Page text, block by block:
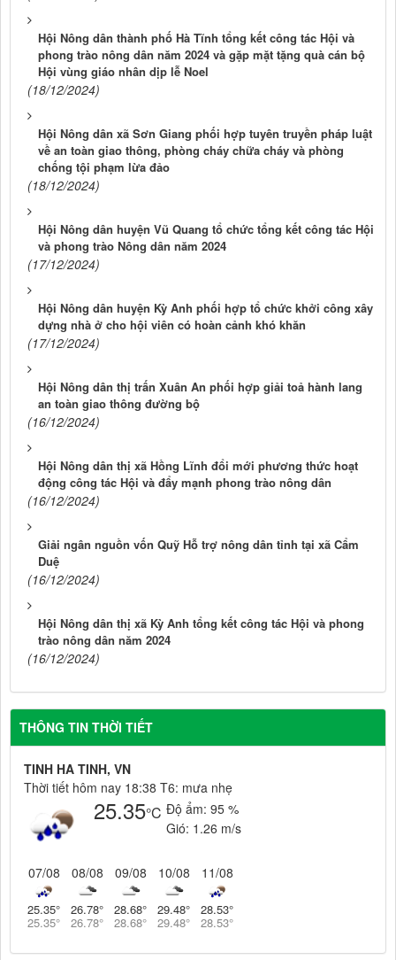
Hội Nông dân thành phố Hà Tĩnh tổng kết công tác Hội và
phong trào nông dân năm 2024 và gặp mặt tặng quà cán bộ
Hội vùng giáo nhân dịp lễ Noel
(18/12/2024)
Hội Nông dân xã Sơn Giang phối hợp tuyên truyền pháp luật
về an toàn giao thông, phòng cháy chữa cháy và phòng
chống tội phạm lừa đảo
(18/12/2024)
Hội Nông dân huyện Vũ Quang tổ chức tổng kết công tác Hội
và phong trào Nông dân năm 2024
(17/12/2024)
Hội Nông dân huyện Kỳ Anh phối hợp tổ chức khởi công xây
dựng nhà ở cho hội viên có hoàn cảnh khó khăn
(17/12/2024)
Hội Nông dân thị trấn Xuân An phối hợp giải toả hành lang
an toàn giao thông đường bộ
(16/12/2024)
Hội Nông dân thị xã Hồng Lĩnh đổi mới phương thức hoạt
động công tác Hội và đẩy mạnh phong trào nông dân
(16/12/2024)
Giải ngân nguồn vốn Quỹ Hỗ trợ nông dân tỉnh tại xã Cẩm
Duệ
(16/12/2024)
Hội Nông dân thị xã Kỳ Anh tổng kết công tác Hội và phong
trào nông dân năm 2024
(16/12/2024)
THÔNG TIN THỜI TIẾT
TINH HA TINH, VN
Thời tiết hôm nay 18:38 T6: mưa nhẹ
25.35°C Độ ẩm: 95 %
Gió: 1.26 m/s
07/08
25.35°
25.35°
08/08
26.78°
26.78°
09/08
28.68°
28.68°
10/08
29.48°
29.48°
11/08
28.53°
28.53°